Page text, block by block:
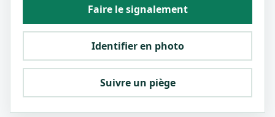
Faire le signalement
Identifier en photo
Suivre un piège